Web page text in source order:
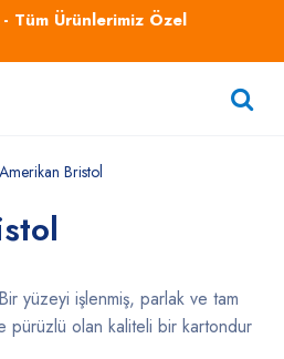
- Tüm Ürünlerimiz Özel
Amerikan Bristol
yüzeyi işlenmiş, parlak ve tam
pürüzlü olan kaliteli bir kartondur